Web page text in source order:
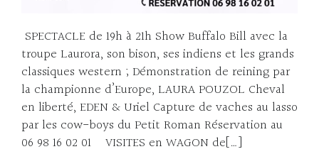
SPECTACLE de 19h à 21h Show Buffalo Bill avec la
troupe Laurora, son bison, ses indiens et les grands
classiques western ; Démonstration de reining par
la championne d’Europe, LAURA POUZOL Cheval
en liberté, EDEN & Uriel Capture de vaches au lasso
par les cow-boys du Petit Roman Réservation au
06 98 16 02 01 VISITES en WAGON de[…]